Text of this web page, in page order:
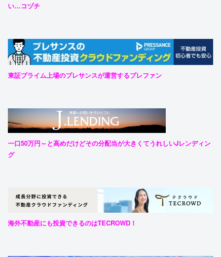
い…コヅチ
東証プライム上場のプレサンスが運営するプレファン
一口50万円～と高めだけどその分配当が大きくてうれしいJレンディン
グ
海外不動産にも投資できるのはTECROWD！